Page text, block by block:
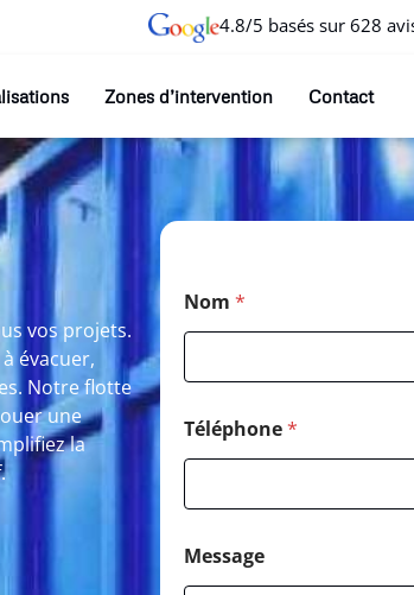
4.8/5 basés sur 628
Zones d’intervention Contact
vos projets.
évacuer,
Notre flotte
une
la
Nom *
Téléphone*
Message